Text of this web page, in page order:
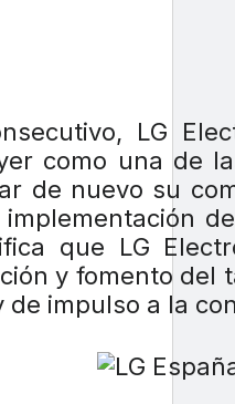
LG
como una de
de nuevo su
que LG
y fomento del
de impulso a la